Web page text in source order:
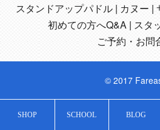
SHOP SCHOOL BLOG
スタンドアップパドル
カヌー
初めての方へQ&A スタ
ご予約・お問
© 2017